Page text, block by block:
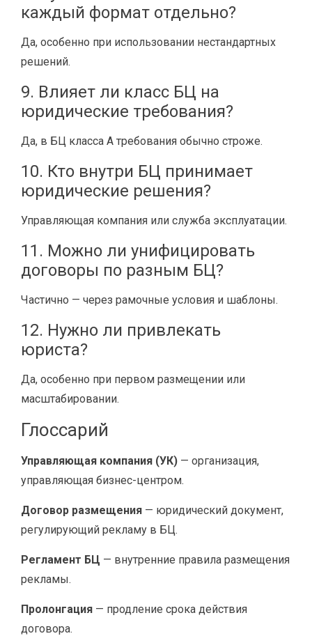
каждый формат отдельно?
Да, особенно при использовании нестандартных
решений.
9. Влияет ли класс БЦ на
юридические требования?
Да, в БЦ класса A требования обычно строже.
10. Кто внутри БЦ принимает
юридические решения?
Управляющая компания или служба эксплуатации.
11. Можно ли унифицировать
договоры по разным БЦ?
Частично — через рамочные условия и шаблоны.
12. Нужно ли привлекать
юриста?
Да, особенно при первом размещении или
масштабировании.
Глоссарий
Управляющая компания (УК) — организация,
управляющая бизнес-центром.
Договор размещения — юридический документ,
регулирующий рекламу в БЦ.
Регламент БЦ — внутренние правила размещения
рекламы.
Пролонгация — продление срока действия
договора.